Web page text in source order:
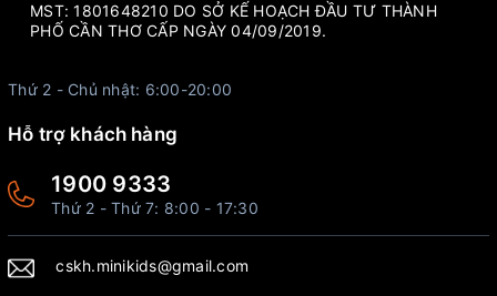
MST: 1801648210 DO SỞ KẾ HOẠCH ĐẦU TƯ THÀNH
PHỐ CẦN THƠ CẤP NGÀY 04/09/2019.
Thứ 2 - Chủ nhật: 6:00-20:00
Hỗ trợ khách hàng
1900 9333
Thứ 2 - Thứ 7: 8:00 - 17:30
cskh.minikids@gmail.com